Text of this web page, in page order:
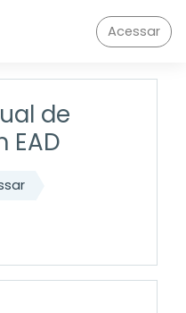
Acessar
de
EAD